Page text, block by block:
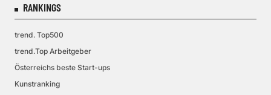
RANKINGS
trend. Top500
trend.Top Arbeitgeber
Österreichs beste Start-ups
Kunstranking